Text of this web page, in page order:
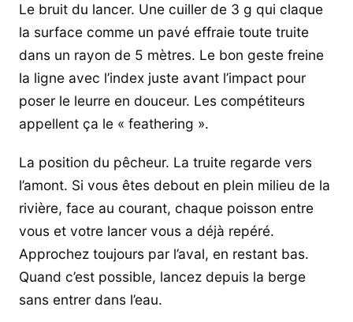
Le bruit du lancer. Une cuiller de 3 g qui claque
la surface comme un pavé effraie toute truite
dans un rayon de 5 mètres. Le bon geste freine
la ligne avec l’index juste avant l’impact pour
poser le leurre en douceur. Les compétiteurs
appellent ça le « feathering ».
La position du pêcheur. La truite regarde vers
l’amont. Si vous êtes debout en plein milieu de la
rivière, face au courant, chaque poisson entre
vous et votre lancer vous a déjà repéré.
Approchez toujours par l’aval, en restant bas.
Quand c’est possible, lancez depuis la berge
sans entrer dans l’eau.